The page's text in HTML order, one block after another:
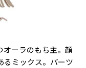
オーラのもち主。顔
ミックス。パーツ